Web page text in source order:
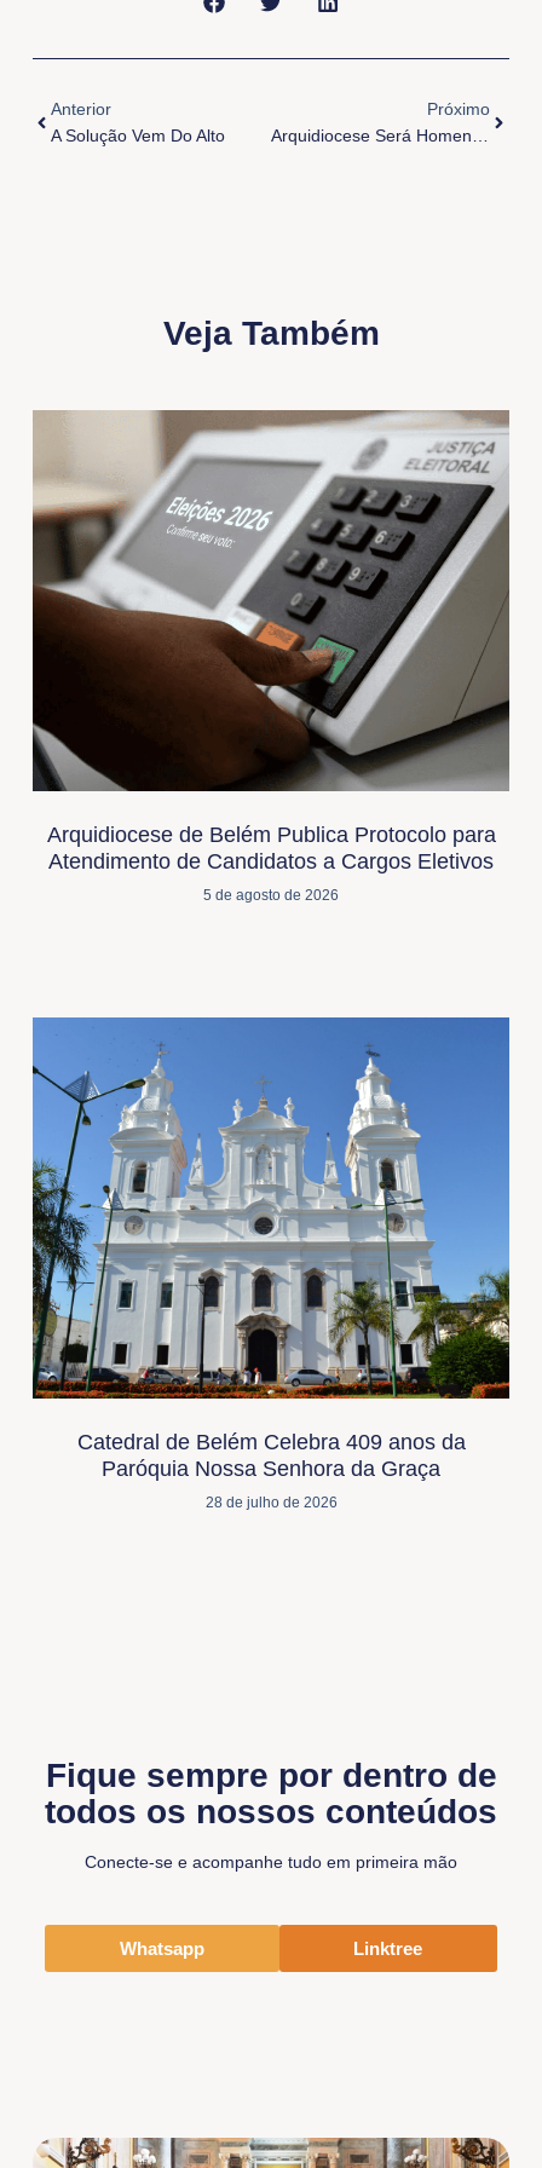
Anterior
A Solução Vem Do Alto
Próximo
Arquidiocese Será Homenageada Na Câmara De Belém Pelos 300 Anos Como Diocese De Belém
Veja Também
Arquidiocese de Belém Publica Protocolo para
Atendimento de Candidatos a Cargos Eletivos
5 de agosto de 2026
Catedral de Belém Celebra 409 anos da
Paróquia Nossa Senhora da Graça
28 de julho de 2026
Fique sempre por dentro de
todos os nossos conteúdos
Conecte-se e acompanhe tudo em primeira mão
Whatsapp Linktree